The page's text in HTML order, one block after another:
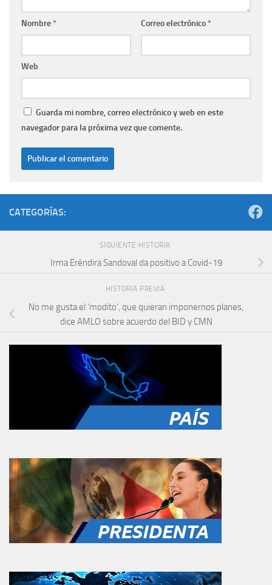
Nombre* Correo electrónico*
Web
Guarda mi nombre, correo electrónico y web en este
navegador para la próxima vez que comente.
CATEGORÍAS:
SIGUIENTE HISTORIA
Irma Eréndira Sandoval da positivo a Covid-19
HISTORIA PREVIA
No me gusta el ‘modito’, que quieran imponernos planes,
dice AMLO sobre acuerdo del BID y CMN